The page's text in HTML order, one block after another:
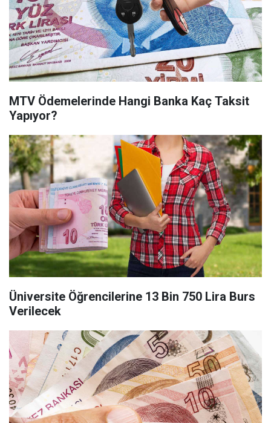
MTV Ödemelerinde Hangi Banka Kaç Taksit
Yapıyor?
Üniversite Öğrencilerine 13 Bin 750 Lira Burs
Verilecek